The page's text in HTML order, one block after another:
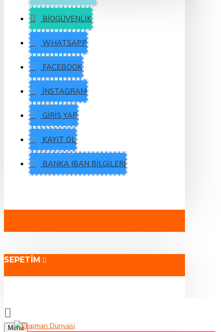
BIOGÜVENLIK
WHATSAPP
FACEBOOK
İNSTAGRAM
GIRIŞ YAP
KAYIT OL
BANKA IBAN BILGILERI
SEPETIM
Menu